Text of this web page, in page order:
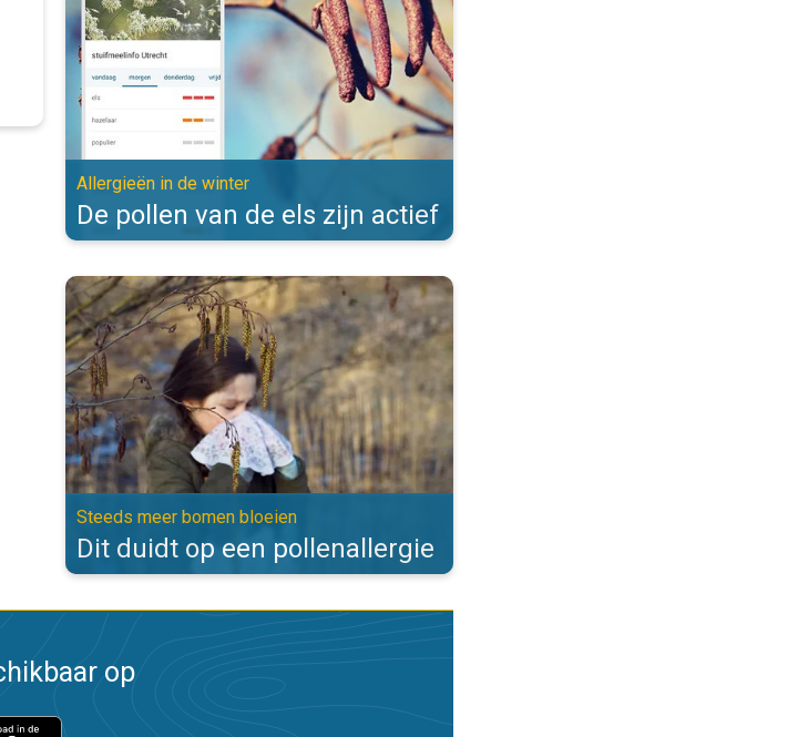
Allergieën in de winter
De pollen van de els zijn actief
Dit duidt op een pollenallergie. Steeds meer bomen bloeien. . .
Steeds meer bomen bloeien
Dit duidt op een pollenallergie
op